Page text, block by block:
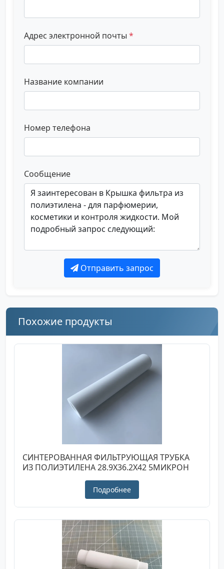
Адрес электронной почты *
Название компании
Номер телефона
Сообщение
Отправить запрос
Похожие продукты
СИНТЕРОВАННАЯ ФИЛЬТРУЮЩАЯ ТРУБКА
ИЗ ПОЛИЭТИЛЕНА 28.9X36.2X42 5МИКРОН
Подробнее